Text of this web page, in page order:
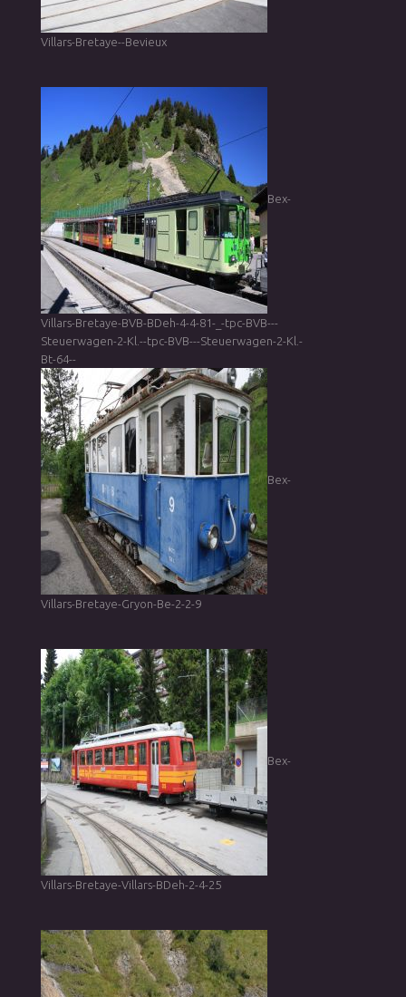
Villars-Bretaye--Bevieux
Bex-
Villars-Bretaye-BVB-BDeh-4-4-81-_-tpc-BVB---
Steuerwagen-2-Kl.--tpc-BVB---Steuerwagen-2-Kl.-
Bt-64--
Bex-
Villars-Bretaye-Gryon-Be-2-2-9
Bex-
Villars-Bretaye-Villars-BDeh-2-4-25